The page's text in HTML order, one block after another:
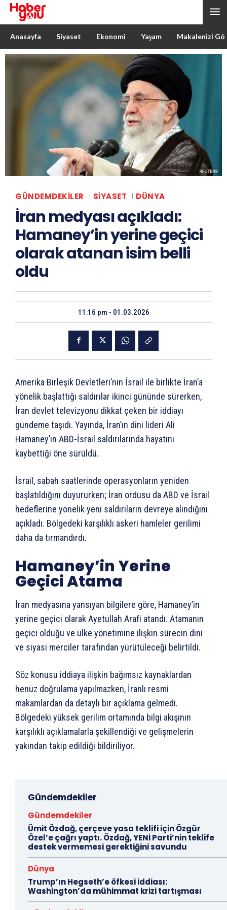
Anasayfa Siyaset Ekonomi Yaşam Makalenizi
GÜNDEMDEKILER SIYASET DÜNYA
İran medyası açıkladı:
Hamaney’in yerine geçici
olarak atanan isim belli
oldu
11:16 pm - 01.03.2026
Amerika Birleşik Devletleri’nin İsrail ile birlikte İran’a
yönelik başlattığı saldırılar ikinci gününde sürerken,
İran devlet televizyonu dikkat çeken bir iddiayı
gündeme taşıdı. Yayında, İran’ın dini lideri Ali
Hamaney’in ABD-İsrail saldırılarında hayatını
kaybettiği öne sürüldü.
İsrail, sabah saatlerinde operasyonların yeniden
başlatıldığını duyururken; İran ordusu da ABD ve İsrail
hedeflerine yönelik yeni saldırıların devreye alındığını
açıkladı. Bölgedeki karşılıklı askeri hamleler gerilimi
daha da tırmandırdı.
Hamaney’in Yerine
Geçici Atama
İran medyasına yansıyan bilgilere göre, Hamaney’in
yerine geçici olarak Ayetullah Arafi atandı. Atamanın
geçici olduğu ve ülke yönetimine ilişkin sürecin dini
ve siyasi merciler tarafından yürütüleceği belirtildi.
Söz konusu iddiaya ilişkin bağımsız kaynaklardan
henüz doğrulama yapılmazken, İranlı resmi
makamlardan da detaylı bir açıklama gelmedi.
Bölgedeki yüksek gerilim ortamında bilgi akışının
karşılıklı açıklamalarla şekillendiği ve gelişmelerin
yakından takip edildiği bildiriliyor.
Gündemdekiler
Gündemdekiler
Ümit Özdağ, çerçeve yasa teklifi için Özgür
Özel’e çağrı yaptı. Özdağ, YENİ Parti’nin teklife
destek vermemesi gerektiğini savundu
Dünya
Trump’ın Hegseth’e öfkesi iddiası:
Washington’da mühimmat krizi tartışması